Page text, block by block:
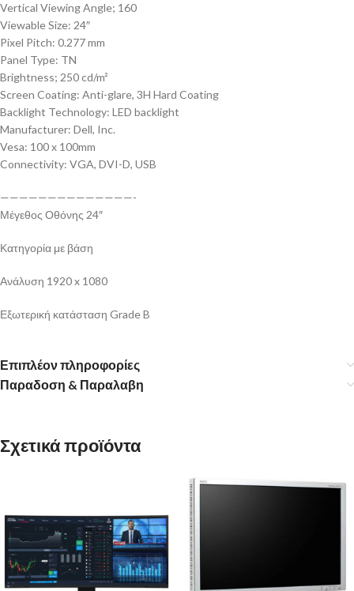
Vertical Viewing Angle; 160
Viewable Size: 24″
Pixel Pitch: 0.277 mm
Panel Type: TN
Brightness; 250 cd/m²
Screen Coating: Anti-glare, 3H Hard Coating
Backlight Technology: LED backlight
Manufacturer: Dell, Inc.
Vesa: 100 x 100mm
Connectivity: VGA, DVI-D, USB
——————————————-
Μέγεθος Οθόνης 24″
Κατηγορία με βάση
Ανάλυση 1920 x 1080
Εξωτερική κατάσταση Grade B
Επιπλέον πληροφορίες
Παραδοση & Παραλαβη
Σχετικά προϊόντα